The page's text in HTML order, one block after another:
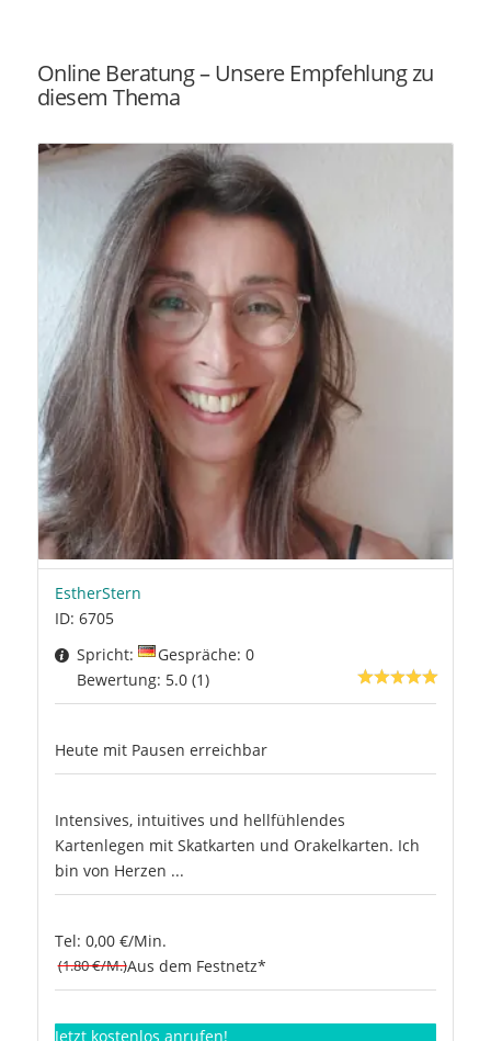
Online Beratung – Unsere Empfehlung zu
diesem Thema
EstherStern
ID: 6705
Spricht:
Gespräche: 0
Bewertung: 5.0 (1)
Heute mit Pausen erreichbar
Intensives, intuitives und hellfühlendes
Kartenlegen mit Skatkarten und Orakelkarten. Ich
bin von Herzen ...
Tel: 0,00 €/Min.
(1.80 €/M.)Aus dem Festnetz*
Jetzt kostenlos anrufen!